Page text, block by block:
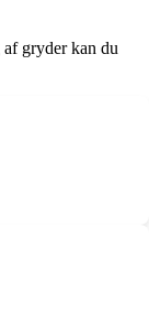
gryder kan du